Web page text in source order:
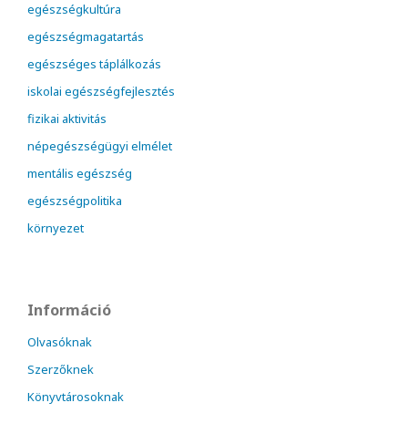
egészségkultúra
egészségmagatartás
egészséges táplálkozás
iskolai egészségfejlesztés
fizikai aktivitás
népegészségügyi elmélet
mentális egészség
egészségpolitika
környezet
Információ
Olvasóknak
Szerzőknek
Könyvtárosoknak